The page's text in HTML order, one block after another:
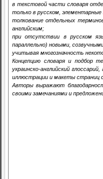
в текстовой части словаря
только в русском,
толкование отдельных
английским;
при отсутствии в русском
параллельно) новыми,
учитывая многозначность
Концепцию словаря и подбор
украинско-английский
иллюстрации и макеты страниц
Авторы выражают
своими замечаниями и